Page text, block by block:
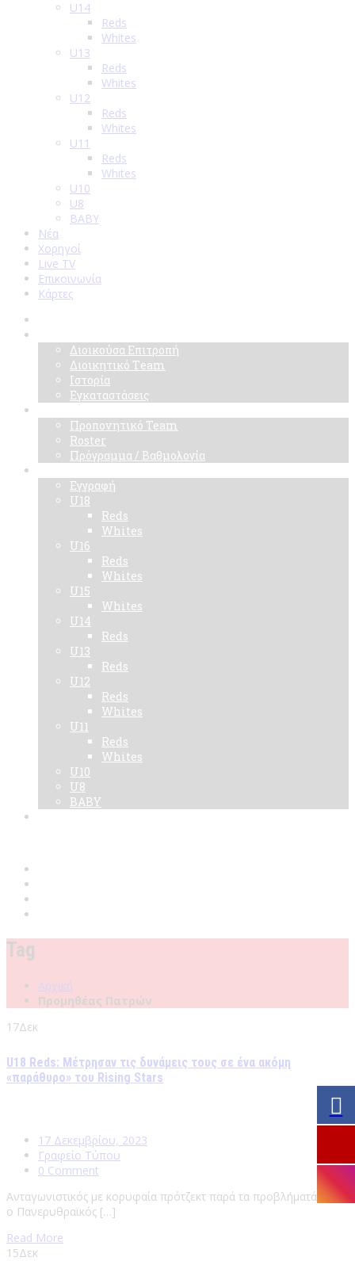
U14
Reds
Whites
U13
Reds
Whites
U12
Reds
Whites
U11
Reds
Whites
U10
U8
BABY
Νέα
Χορηγοί
Live TV
Επικοινωνία
Κάρτες
Διοικούσα Επιτροπή
Διοικητικό Τeam
Ιστορία
Εγκαταστάσεις
Προπονητικό Team
Roster
Πρόγραμμα / Βαθμολογία
Εγγραφή
U18
Reds
Whites
U16
Reds
Whites
U15
Whites
U14
Reds
U13
Reds
U12
Reds
Whites
U11
Reds
Whites
U10
U8
BABY
Tag
Αρχική
Προμηθέας Πατρών
17Δεκ
U18 Reds: Μέτρησαν τις δυνάμεις τους σε ένα ακόμη
«παράθυρο» του Rising Stars
17 Δεκεμβρίου, 2023
Γραφείο Τύπου
0 Comment
Ανταγωνιστικός με κορυφαία πρότζεκτ παρά τα προβλήματά του
ο Πανερυθραϊκός […]
Read More
15Δεκ